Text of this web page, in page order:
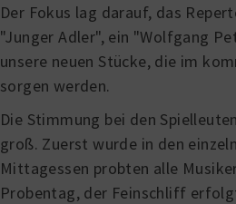
Der Fokus lag darauf, das
"Junger Adler", ein "Wolfgang
unsere neuen Stücke, die im
sorgen werden.
Die Stimmung bei den
groß. Zuerst wurde in den
Mittagessen probten alle
Probentag, der Feinschliff